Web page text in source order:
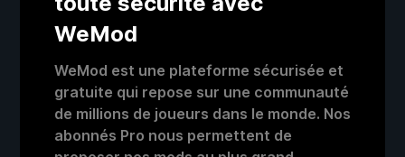
WeMod
WeMod est une plateforme sécurisée et
gratuite qui repose sur une communauté
de millions de joueurs dans le monde. Nos
abonnés Pro nous permettent de